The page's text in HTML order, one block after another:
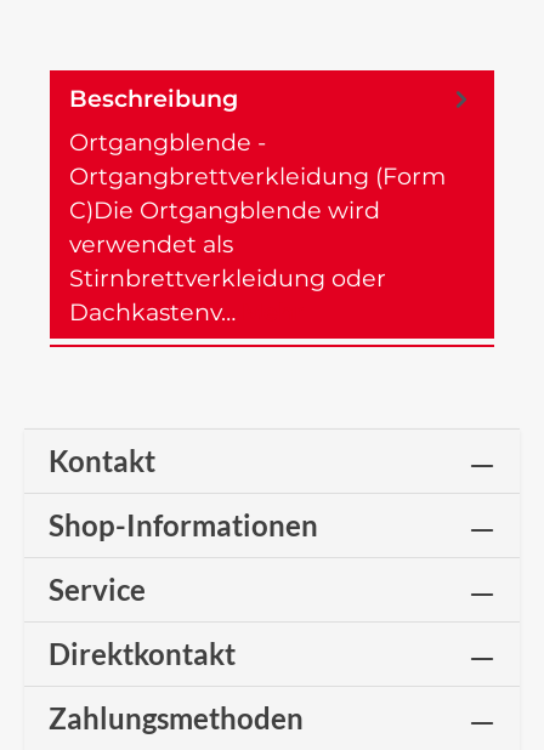
Beschreibung
Ortgangblende -
Ortgangbrettverkleidung (Form
C)Die Ortgangblende wird
verwendet als
Stirnbrettverkleidung oder
Dachkastenv…
Kontakt
Shop-Informationen
Service
Direktkontakt
Zahlungsmethoden